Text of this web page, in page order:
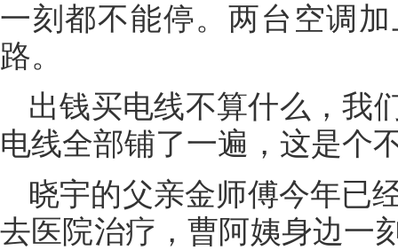
一刻都不能停。两台空调
路。
出钱买电线不算什么，我
电线全部铺了一遍，这是个
晓宇的父亲金师傅今年已
去医院治疗，曹阿姨身边一